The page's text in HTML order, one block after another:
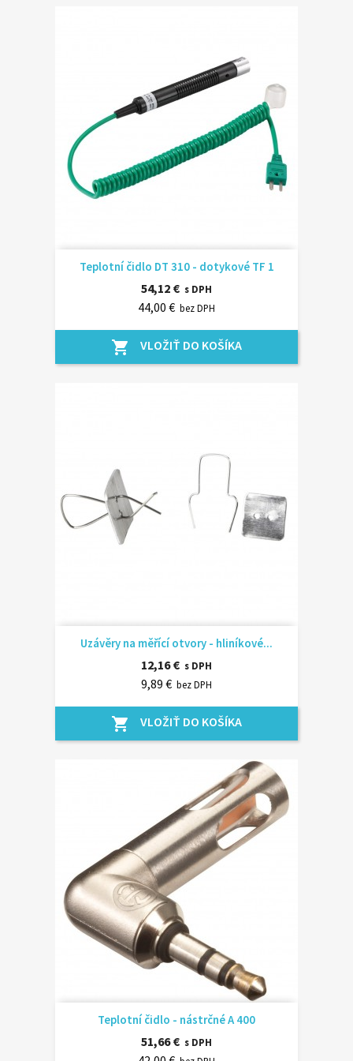
Teplotní čidlo DT 310 - dotykové TF 1
54,12 € s DPH
44,00 € bez DPH
shopping_cart VLOŽIŤ DO KOŠÍKA
Uzávěry na měřící otvory - hliníkové...
12,16 € s DPH
9,89 € bez DPH
shopping_cart VLOŽIŤ DO KOŠÍKA
Teplotní čidlo - nástrčné A 400
51,66 € s DPH